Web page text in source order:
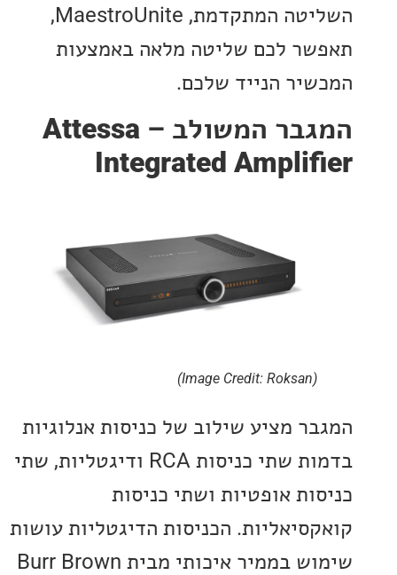
השליטה המתקדמת, MaestroUnite,
לכם שליטה מלאה באמצעות
הנייד שלכם.
המשולב –Attessa
Integrated
מציע שילוב של כניסות אנלוגיות
בדמות שתי כניסות RCA ודיגטליות, שתי
אופטיות ושתי כניסות
הכניסות הדיגטליות עושות
שימוש בממיר איכותי מבית Burr Brown